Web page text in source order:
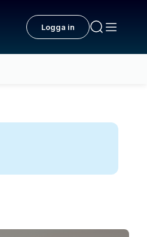
Logga in